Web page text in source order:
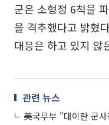
군은 소형정 6척을
을 격추했다고 밝혔
대응은 하고 있지 않
관련 뉴스